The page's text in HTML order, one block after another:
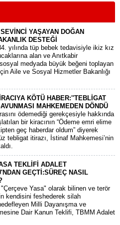
YAŞAYAN DOĞAN
DESTEĞİ
yılında tüp bebek tedavisiyle ikiz kız
alan ve Anıtkabir
medyada büyük beğeni toplayan
Aile ve Sosyal Hizmetler Bakanlığı
KÖTÜ HABER:''TEBLİGAT
MAHKEMEDEN DÖNDÜ
ödemediği gerekçesiyle hakkında
bir kiracının “Ödeme emri elime
geç haberdar oldum” diyerek
tebligat itirazı, İstinaf Mahkemesi’nin
TEKLİFİ ADALET
GEÇTİ:SÜREÇ NASIL
Yasa" olarak bilinen ve terör
kendisini feshederek silah
Milli Dayanışma ve
Dair Kanun Teklifi, TBMM Adalet